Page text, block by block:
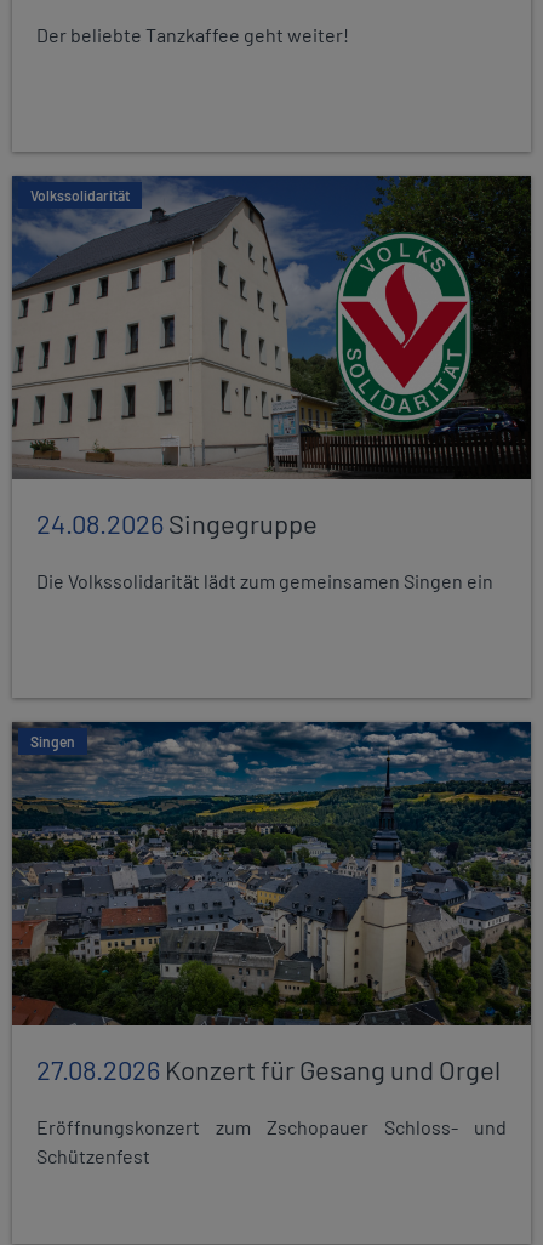
Der beliebte Tanzkaffee geht weiter!
Volkssolidarität
24.08.2026Singegruppe
Die Volkssolidarität lädt zum gemeinsamen Singen ein
Singen
27.08.2026 Konzert für Gesang und Orgel
Eröffnungskonzert zum Zschopauer Schloss- und
Schützenfest